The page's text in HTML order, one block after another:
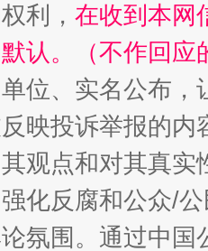
利， 在收到本网
认。（不作回应
位、实名公布
映投诉举报的
观点和对其真实
强化反腐和公众/
氛围。通过中